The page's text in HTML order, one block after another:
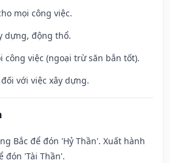
mọi công việc.
dựng, động thổ.
công việc (ngoại trừ săn bắn tốt).
với việc xây dựng.
Bắc để đón 'Hỷ Thần'. Xuất hành
đón 'Tài Thần'.